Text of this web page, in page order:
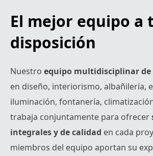
El mejor equipo a
disposición
Nuestro equipo multidisciplinar de
en diseño, interiorismo, albañilería,
iluminación, fontanería,
trabaja conjuntamente para ofrecer
integrales y de calidad en cada
miembros del equipo aportan su